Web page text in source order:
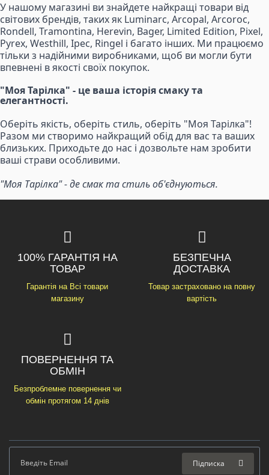
У нашому магазині ви знайдете найкращі товари від
світових брендів, таких як Luminarc, Arcopal, Arcoroc,
Rondell, Tramontina, Herevin, Bager, Limited Edition, Pixel,
Pyrex, Westhill, Ipec, Ringel і багато інших. Ми працюємо
тільки з надійними виробниками, щоб ви могли бути
впевнені в якості своїх покупок.
"Моя Тарілка" - це ваша історія смаку та
елегантності.
Оберіть якість, оберіть стиль, оберіть "Моя Тарілка"!
Разом ми створимо найкращий обід для вас та ваших
близьких. Приходьте до нас і дозвольте нам зробити
ваші страви особливими.
"Моя Тарілка" - де смак та стиль об'єднуються.
100% ГАРАНТІЯ НА
ТОВАР
Гарантія на Всі товари
магазину
БЕЗПЕЧНА
ДОСТАВКА
Товар застраховано на повну
вартість
ПОВЕРНЕННЯ ТА
ОБМІН
Безпроблемне повернення чи
обмін протягом 14 днів
Підписка